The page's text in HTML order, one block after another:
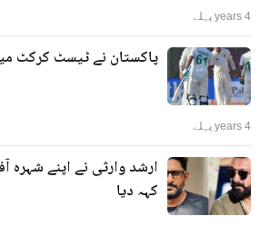
4 years پہلے
پاکستان نے ٹیسٹ کرکٹ
4 years پہلے
ارشد وارثی نے اپنے شہرہ
کہہ دیا